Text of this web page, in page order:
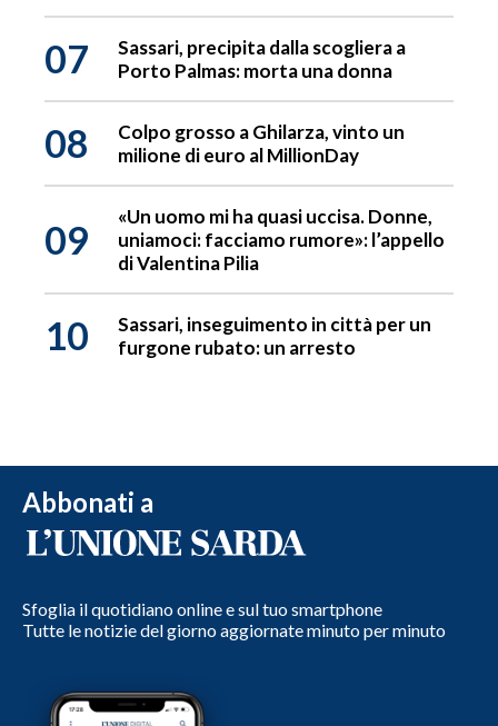
07
Sassari, precipita dalla scogliera a
Porto Palmas: morta una donna
08
Colpo grosso a Ghilarza, vinto un
milione di euro al MillionDay
09
«Un uomo mi ha quasi uccisa. Donne,
uniamoci: facciamo rumore»: l’appello
di Valentina Pilia
10
Sassari, inseguimento in città per un
furgone rubato: un arresto
Abbonati a
Sfoglia il quotidiano online e sul tuo smartphone
Tutte le notizie del giorno aggiornate minuto per minuto